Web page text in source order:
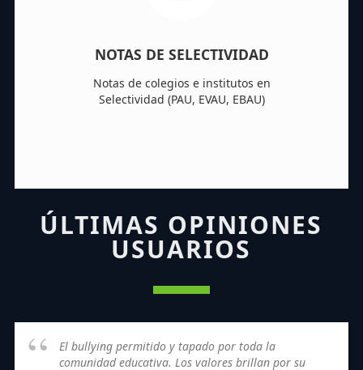
NOTAS DE SELECTIVIDAD
Notas de colegios e institutos en
Selectividad (PAU, EVAU, EBAU)
ÚLTIMAS OPINIONES
USUARIOS
El bullying permitido y tapado por toda la
comunidad educativa. Los valores brillan por su